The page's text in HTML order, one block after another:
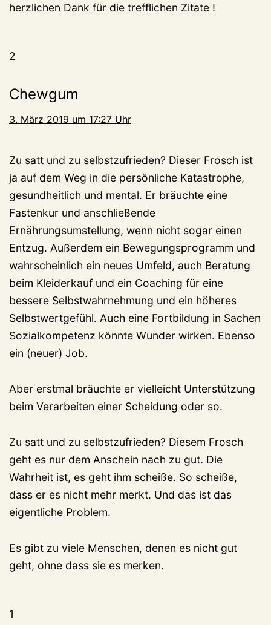
herzlichen Dank für die trefflichen Zitate !
2
Chewgum
3. März 2019 um 17:27 Uhr
Zu satt und zu selbstzufrieden? Dieser Frosch ist
ja auf dem Weg in die persönliche Katastrophe,
gesundheitlich und mental. Er bräuchte eine
Fastenkur und anschließende
Ernährungsumstellung, wenn nicht sogar einen
Entzug. Außerdem ein Bewegungsprogramm und
wahrscheinlich ein neues Umfeld, auch Beratung
beim Kleiderkauf und ein Coaching für eine
bessere Selbstwahrnehmung und ein höheres
Selbstwertgefühl. Auch eine Fortbildung in Sachen
Sozialkompetenz könnte Wunder wirken. Ebenso
ein (neuer) Job.
Aber erstmal bräuchte er vielleicht Unterstützung
beim Verarbeiten einer Scheidung oder so.
Zu satt und zu selbstzufrieden? Diesem Frosch
geht es nur dem Anschein nach zu gut. Die
Wahrheit ist, es geht ihm scheiße. So scheiße,
dass er es nicht mehr merkt. Und das ist das
eigentliche Problem.
Es gibt zu viele Menschen, denen es nicht gut
geht, ohne dass sie es merken.
1